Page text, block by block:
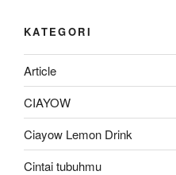
KATEGORI
Article
CIAYOW
Ciayow Lemon Drink
Cintai tubuhmu